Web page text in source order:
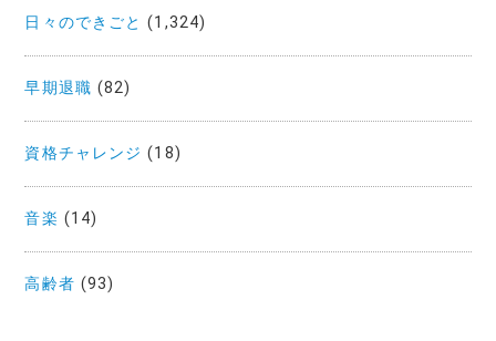
日々のできごと (1,324)
早期退職 (82)
資格チャレンジ (18)
音楽 (14)
高齢者 (93)